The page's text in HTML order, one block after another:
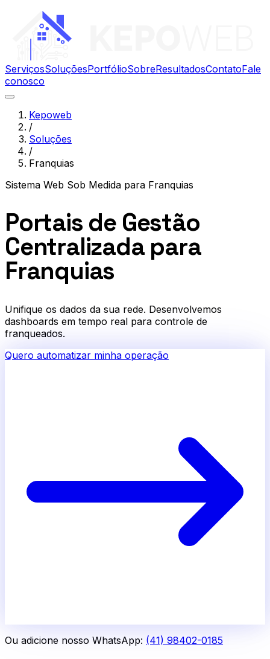
ServiçosSoluçõesPortfólioSobreResultadosContatoFale
conosco
Kepoweb
/
Soluções
/
Franquias
Sistema Web Sob Medida para Franquias
Portais de Gestão
Centralizada para
Franquias
Unifique os dados da sua rede. Desenvolvemos
dashboards em tempo real para controle de
franqueados.
Quero automatizar minha operação
Ou adicione nosso WhatsApp: (41) 98402-0185